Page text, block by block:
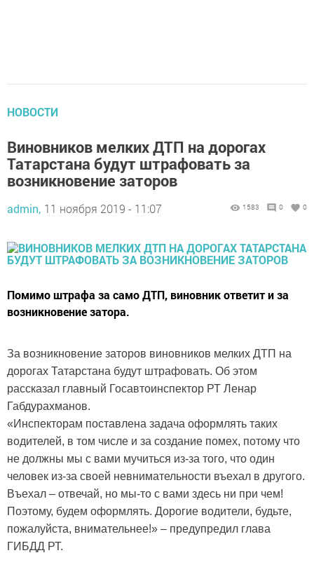
НОВОСТИ
Виновников мелких ДТП на дорогах
Татарстана будут штрафовать за
возникновение заторов
admin, 11 ноября 2019 - 11:07 1583 0 0
Помимо штрафа за само ДТП, виновник ответит и за
возникновение затора.
За возникновение заторов виновников мелких ДТП на
дорогах Татарстана будут штрафовать. Об этом
рассказал главный Госавтоинспектор РТ Ленар
Габдурахманов.
«Инспекторам поставлена задача оформлять таких
водителей, в том числе и за создание помех, потому что
не должны мы с вами мучиться из-за того, что один
человек из-за своей невнимательности въехал в другого.
Въехал – отвечай, но мы-то с вами здесь ни при чем!
Поэтому, будем оформлять. Дорогие водители, будьте,
пожалуйста, внимательнее!» – предупредил глава
ГИБДД РТ.